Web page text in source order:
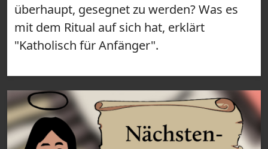
überhaupt, gesegnet zu werden? Was es
mit dem Ritual auf sich hat, erklärt
"Katholisch für Anfänger".